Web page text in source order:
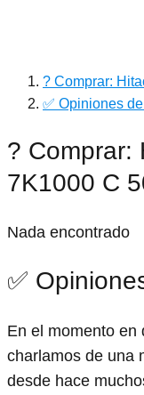
? Comprar:
✅ Opiniones
? Comprar:
7K1000 C
Nada encontrado
✅
En el momento en
charlamos de una
desde hace